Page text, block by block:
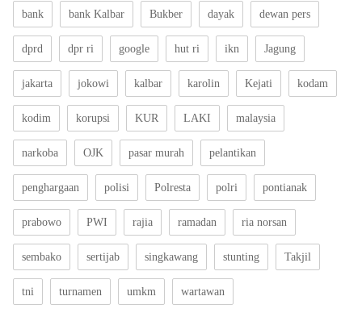
bank bank Kalbar Bukber dayak dewan pers
dprd dpr ri google hut ri ikn Jagung
jakarta jokowi kalbar karolin Kejati kodam
kodim korupsi KUR LAKI malaysia
narkoba OJK pasar murah pelantikan
penghargaan polisi Polresta polri pontianak
prabowo PWI rajia ramadan ria norsan
sembako sertijab singkawang stunting Takjil
tni turnamen umkm wartawan